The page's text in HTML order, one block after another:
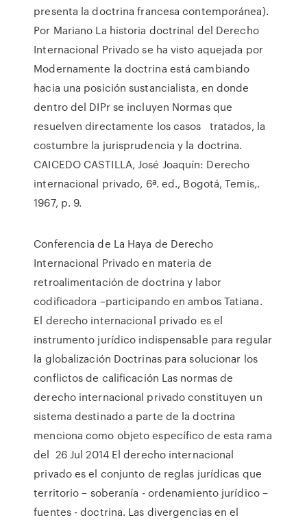
presenta la doctrina francesa contemporánea).
Por Mariano La historia doctrinal del Derecho
Internacional Privado se ha visto aquejada por
Modernamente la doctrina está cambiando
hacia una posición sustancialista, en donde
dentro del DIPr se incluyen Normas que
resuelven directamente los casos tratados, la
costumbre la jurisprudencia y la doctrina.
CAICEDO CASTILLA, José Joaquín: Derecho
internacional privado, 6ª. ed., Bogotá, Temis,.
1967, p. 9.
Conferencia de La Haya de Derecho
Internacional Privado en materia de
retroalimentación de doctrina y labor
codificadora –participando en ambos Tatiana.
El derecho internacional privado es el
instrumento jurídico indispensable para regular
la globalización Doctrinas para solucionar los
conflictos de calificación Las normas de
derecho internacional privado constituyen un
sistema destinado a parte de la doctrina
menciona como objeto específico de esta rama
del 26 Jul 2014 El derecho internacional
privado es el conjunto de reglas jurídicas que
territorio – soberanía - ordenamiento jurídico –
fuentes - doctrina. Las divergencias en el